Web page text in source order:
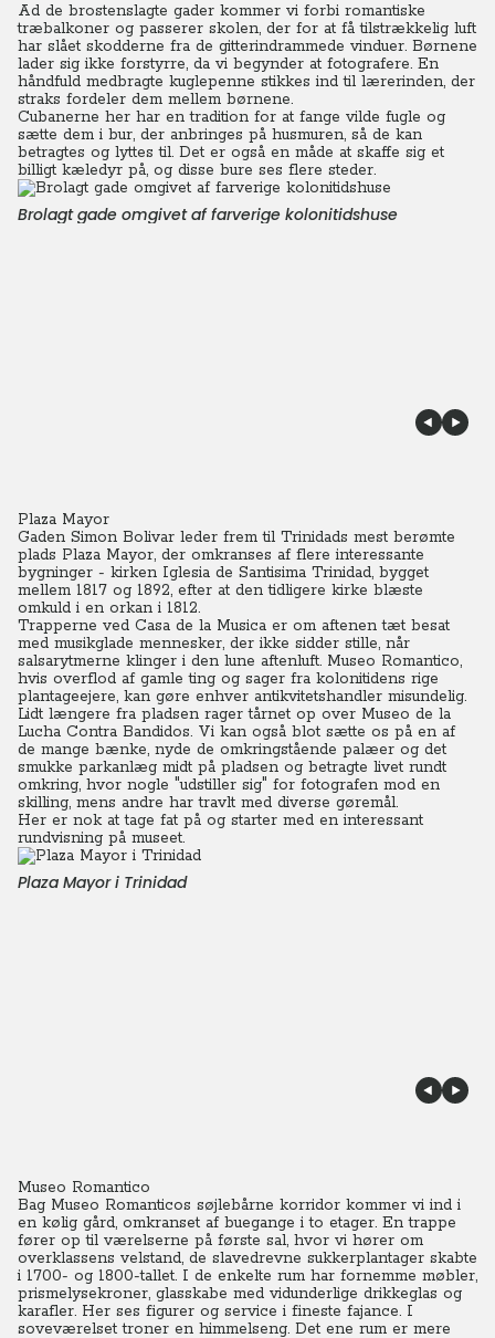
Ad de brostenslagte gader kommer vi forbi romantiske
træbalkoner og passerer skolen, der for at få tilstrækkelig luft
har slået skodderne fra de gitterindrammede vinduer. Børnene
lader sig ikke forstyrre, da vi begynder at fotografere. En
håndfuld medbragte kuglepenne stikkes ind til lærerinden, der
straks fordeler dem mellem børnene.
Cubanerne her har en tradition for at fange vilde fugle og
sætte dem i bur, der anbringes på husmuren, så de kan
betragtes og lyttes til. Det er også en måde at skaffe sig et
billigt kæledyr på, og disse bure ses flere steder.
Brolagt gade omgivet af farverige kolonitidshuse
Plaza Mayor
Gaden Simon Bolivar leder frem til Trinidads mest berømte
plads Plaza Mayor, der omkranses af flere interessante
bygninger - kirken Iglesia de Santisima Trinidad, bygget
mellem 1817 og 1892, efter at den tidligere kirke blæste
omkuld i en orkan i 1812.
Trapperne ved Casa de la Musica er om aftenen tæt besat
med musikglade mennesker, der ikke sidder stille, når
salsarytmerne klinger i den lune aftenluft. Museo Romantico,
hvis overflod af gamle ting og sager fra kolonitidens rige
plantageejere, kan gøre enhver antikvitetshandler misundelig.
Lidt længere fra pladsen rager tårnet op over Museo de la
Lucha Contra Bandidos. Vi kan også blot sætte os på en af
de mange bænke, nyde de omkringstående palæer og det
smukke parkanlæg midt på pladsen og betragte livet rundt
omkring, hvor nogle "udstiller sig" for fotografen mod en
skilling, mens andre har travlt med diverse gøremål.
Her er nok at tage fat på og starter med en interessant
rundvisning på museet.
Plaza Mayor i Trinidad
Museo Romantico
Bag Museo Romanticos søjlebårne korridor kommer vi ind i
en kølig gård, omkranset af buegange i to etager. En trappe
fører op til værelserne på første sal, hvor vi hører om
overklassens velstand, de slavedrevne sukkerplantager skabte
i 1700- og 1800-tallet. I de enkelte rum har fornemme møbler,
prismelysekroner, glasskabe med vidunderlige drikkeglas og
karafler. Her ses figurer og service i fineste fajance. I
soveværelset troner en himmelseng. Det ene rum er mere